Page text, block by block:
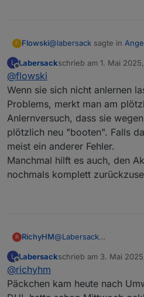
F Flowski@labersack sagte in
(Ich habe kein PayPal.)
Was für Probleme
Bei mir haben alle
stets nur direkt per
CCU angelernt.
Er ließ sich nicht
noch etwas aus der
doppelte Porto? VG
L
Offline
Labersackschrieb am 1. Mai
zuletzt editiert von
@flowski
Wenn sie sich nicht anlernen
Problems, merkt man am
Anlernversuch, dass sie
plötzlich neu "booten". Falls
meist ein anderer Fehler.
Manchmal hilft es auch, den
nochmals komplett
R RichyHM@Labersack
einen blinkt die LED
gemacht wird). Beim
ständig.
L
Offline
Labersackschrieb am 3. Mai
zuletzt editiert von
@richyhm
Päckchen kam heute nach